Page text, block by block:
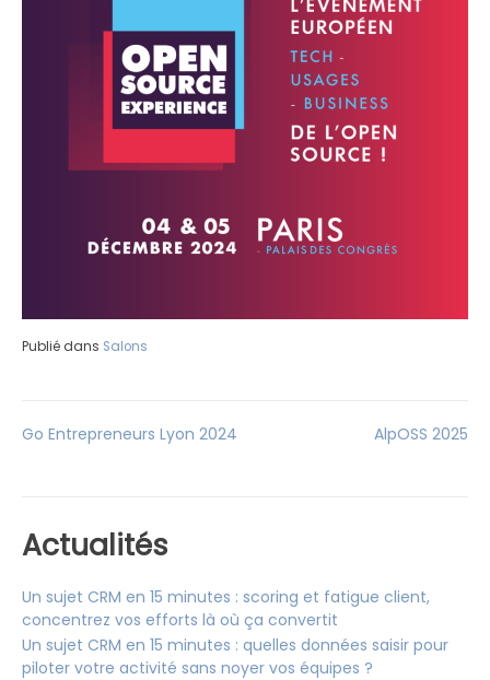
Publié dans Salons
Navigation
l’article
Go Entrepreneurs Lyon 2024 AlpOSS 2025
Actualités
Un sujet CRM en 15 minutes : scoring et fatigue client,
concentrez vos efforts là où ça convertit
Un sujet CRM en 15 minutes : quelles données saisir pour
piloter votre activité sans noyer vos équipes ?